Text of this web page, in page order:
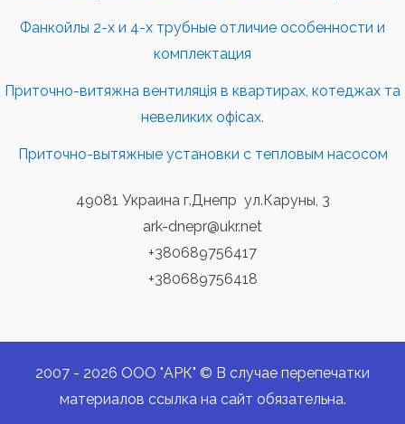
Фанкойлы 2-х и 4-х трубные отличие особенности и
комплектация
Приточно-витяжна вентиляція в квартирах, котеджах та
невеликих офісах.
Приточно-вытяжные установки с тепловым насосом
49081 Украина г.Днепр ул.Каруны, 3
ark-dnepr@ukr.net
+380689756417
+380689756418
2007 - 2026 ООО "АРК" © В случае перепечатки
материалов ссылка на сайт обязательна.